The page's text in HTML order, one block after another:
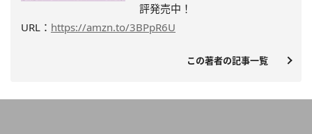
評発売中 ！
URL： https://amzn.to/3BPpR6U
この著者の記事一覧